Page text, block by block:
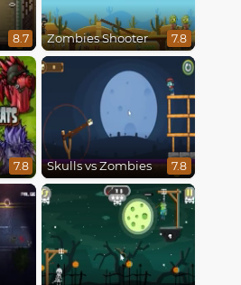
8.7 Zombies Shooter 7.8
7.8 Skulls vs Zombies 7.8